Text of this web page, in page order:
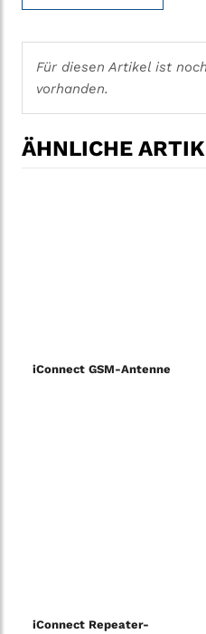
Für diesen Artikel ist
vorhanden.
ÄHNLICHE
iConnect GSM-Antenne
iConnect Repeater-